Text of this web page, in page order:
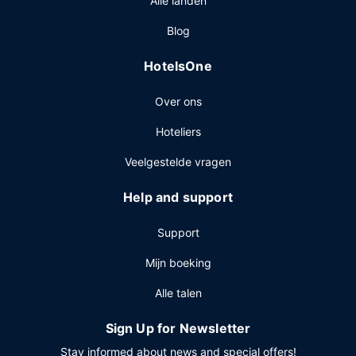
vierkante meter aan ruimte, waaronder een
je gratis parkeerplaatsen.
Blog
HotelsOne
Over ons
Hoteliers
Veelgestelde vragen
Help and support
Support
Mijn boeking
Alle talen
Sign Up for Newsletter
Stay informed about news and special offers!